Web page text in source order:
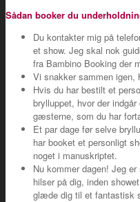
Sådan booker du
Du kontakter mig på
et show. Jeg skal nok
fra Bambino Booking der
Vi snakker sammen
Hvis du har bestilt et
brylluppet, hvor der
gæsterne, som du har
Et par dage før selve
har booket et personligt
noget i manuskriptet.
Nu kommer dagen! Jeg
hilser på dig, inden
glæde dig til et fantastisk